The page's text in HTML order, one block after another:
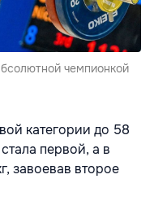
чемпионкой
категории до 58
первой, а в
завоевав второе